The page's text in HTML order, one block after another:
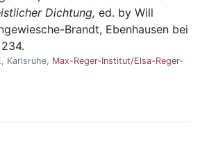
Dichtung, ed. by Will
Brandt, Ebenhausen bei
.
Karlsruhe, Max-Reger-Institut/Elsa-Reger-